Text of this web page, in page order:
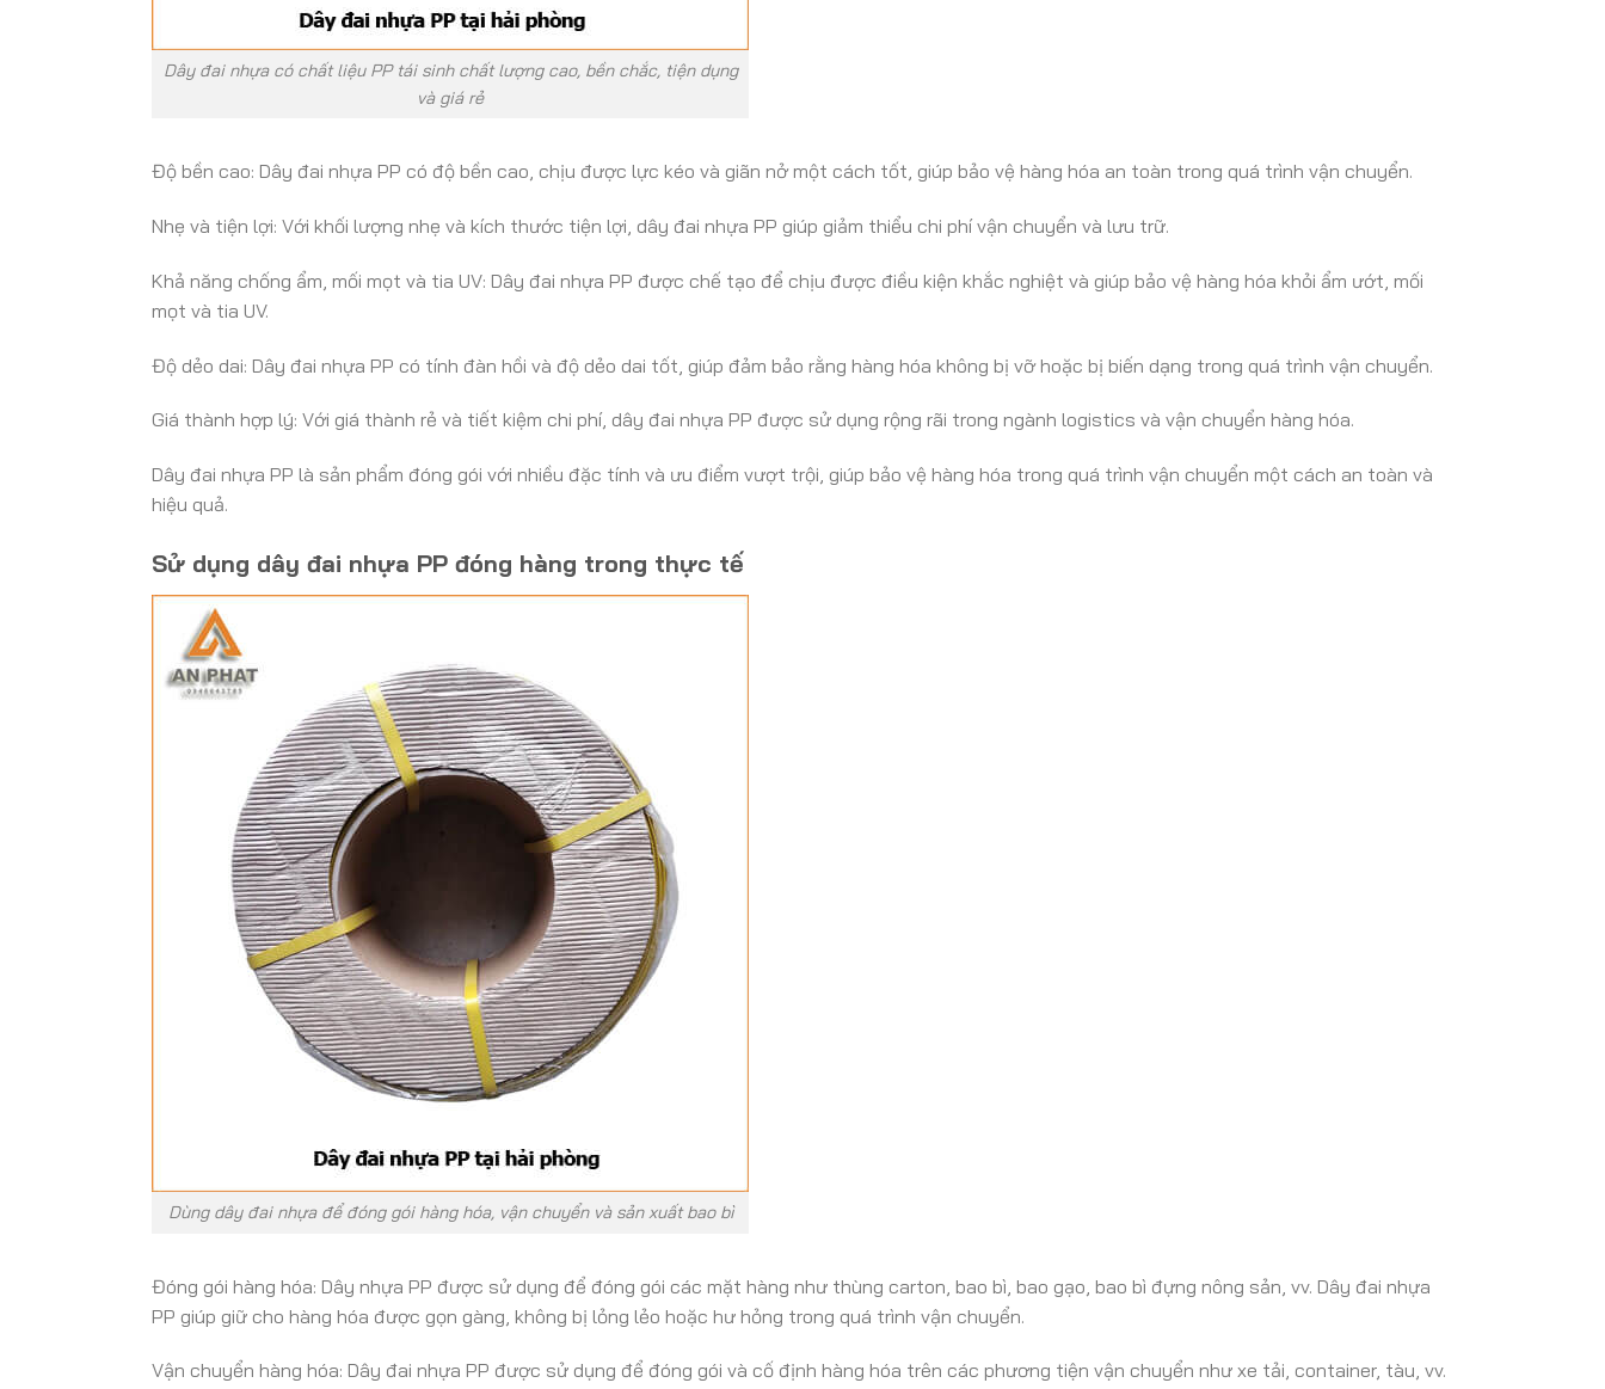
Dây đai nhựa có chất liệu PP tái sinh chất lượng cao, bền chắc, tiện dụng
và giá rẻ
Độ bền cao: Dây đai nhựa PP có độ bền cao, chịu được lực kéo và giãn nở một cách tốt, giúp bảo vệ hàng hóa an toàn trong quá trình vận chuyển.
Nhẹ và tiện lợi: Với khối lượng nhẹ và kích thước tiện lợi, dây đai nhựa PP giúp giảm thiểu chi phí vận chuyển và lưu trữ.
Khả năng chống ẩm, mối mọt và tia UV: Dây đai nhựa PP được chế tạo để chịu được điều kiện khắc nghiệt và giúp bảo vệ hàng hóa khỏi ẩm ướt, mối
mọt và tia UV.
Độ dẻo dai: Dây đai nhựa PP có tính đàn hồi và độ dẻo dai tốt, giúp đảm bảo rằng hàng hóa không bị vỡ hoặc bị biến dạng trong quá trình vận chuyển.
Giá thành hợp lý: Với giá thành rẻ và tiết kiệm chi phí, dây đai nhựa PP được sử dụng rộng rãi trong ngành logistics và vận chuyển hàng hóa.
Dây đai nhựa PP là sản phẩm đóng gói với nhiều đặc tính và ưu điểm vượt trội, giúp bảo vệ hàng hóa trong quá trình vận chuyển một cách an toàn và
hiệu quả.
Sử dụng dây đai nhựa PP đóng hàng trong thực tế
Dùng dây đai nhựa để đóng gói hàng hóa, vận chuyển và sản xuất bao bì
Đóng gói hàng hóa: Dây nhựa PP được sử dụng để đóng gói các mặt hàng như thùng carton, bao bì, bao gạo, bao bì đựng nông sản, vv. Dây đai nhựa
PP giúp giữ cho hàng hóa được gọn gàng, không bị lỏng lẻo hoặc hư hỏng trong quá trình vận chuyển.
Vận chuyển hàng hóa: Dây đai nhựa PP được sử dụng để đóng gói và cố định hàng hóa trên các phương tiện vận chuyển như xe tải, container, tàu, vv.